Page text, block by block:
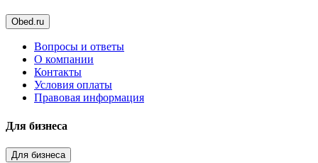
Obed.ru
Вопросы и ответы
О компании
Контакты
Условия оплаты
Правовая информация
Для бизнеса
Для бизнеса